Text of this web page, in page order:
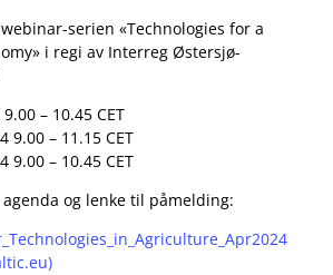
serien «Technologies for a
i regi av Interreg Østersjø-
– 10.45 CET
9.00 – 11.15 CET
9.00 – 10.45 CET
og lenke til påmelding: